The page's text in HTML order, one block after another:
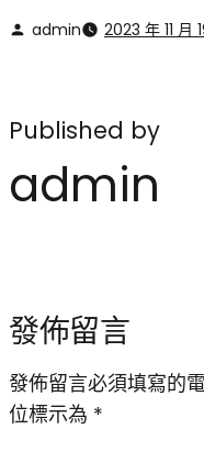
admin 2023 年 11 月
Published by
admin
發佈留言
發佈留言必須填寫的
位標示為 *